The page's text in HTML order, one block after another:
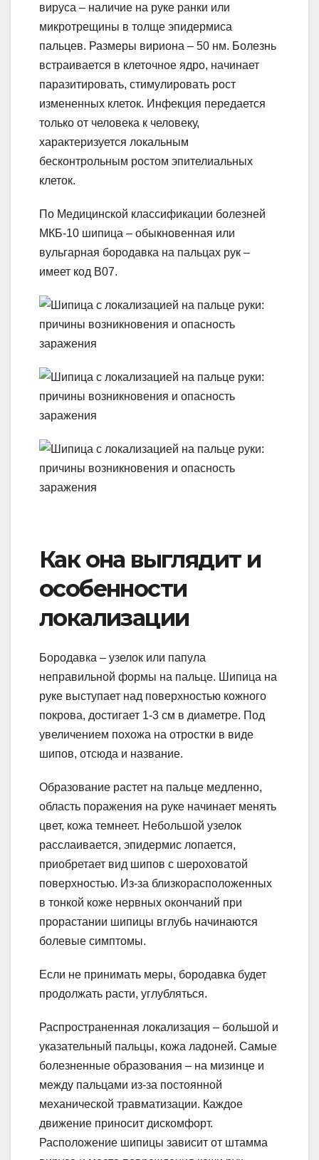
вируса – наличие на руке ранки или
микротрещины в толще эпидермиса
пальцев. Размеры вириона – 50 нм. Болезнь
встраивается в клеточное ядро, начинает
паразитировать, стимулировать рост
измененных клеток. Инфекция передается
только от человека к человеку,
характеризуется локальным
бесконтрольным ростом эпителиальных
клеток.
По Медицинской классификации болезней
МКБ-10 шипица – обыкновенная или
вульгарная бородавка на пальцах рук –
имеет код В07.
Как она выглядит и
особенности
локализации
Бородавка – узелок или папула
неправильной формы на пальце. Шипица на
руке выступает над поверхностью кожного
покрова, достигает 1-3 см в диаметре. Под
увеличением похожа на отростки в виде
шипов, отсюда и название.
Образование растет на пальце медленно,
область поражения на руке начинает менять
цвет, кожа темнеет. Небольшой узелок
расслаивается, эпидермис лопается,
приобретает вид шипов с шероховатой
поверхностью. Из-за близкорасположенных
в тонкой коже нервных окончаний при
прорастании шипицы вглубь начинаются
болевые симптомы.
Если не принимать меры, бородавка будет
продолжать расти, углубляться.
Распространенная локализация – большой и
указательный пальцы, кожа ладоней. Самые
болезненные образования – на мизинце и
между пальцами из-за постоянной
механической травматизации. Каждое
движение приносит дискомфорт.
Расположение шипицы зависит от штамма